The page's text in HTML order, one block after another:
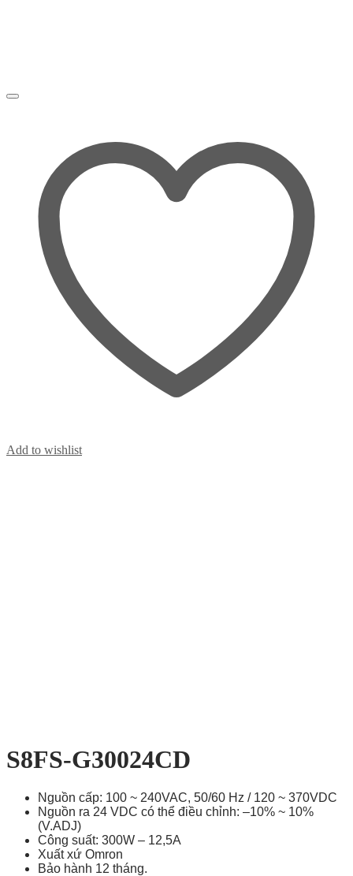
Add to wishlist
S8FS-G30024CD
Nguồn cấp: 100 ~ 240VAC, 50/60 Hz / 120 ~ 370VDC
Nguồn ra 24 VDC có thể điều chỉnh: –10% ~ 10%
(V.ADJ)
Công suất: 300W – 12,5A
Xuất xứ Omron
Bảo hành 12 tháng.